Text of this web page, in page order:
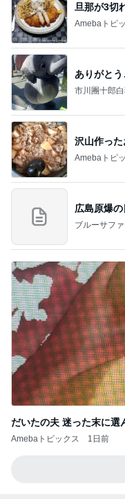
旦那が3切
Amebaトピ
ありがと
市川團十郎
沢山作っ
Amebaトピ
広島原爆
ブルーサフ
だいたの夫 迷った末に選
Amebaトピックス 1日前